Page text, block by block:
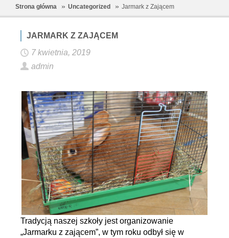
Strona główna Uncategorized Jarmark z Zającem
JARMARK Z ZAJĄCEM
7 kwietnia, 2019
admin
Tradycją naszej szkoły jest organizowanie
„Jarmarku z zającem”, w tym roku odbył się w